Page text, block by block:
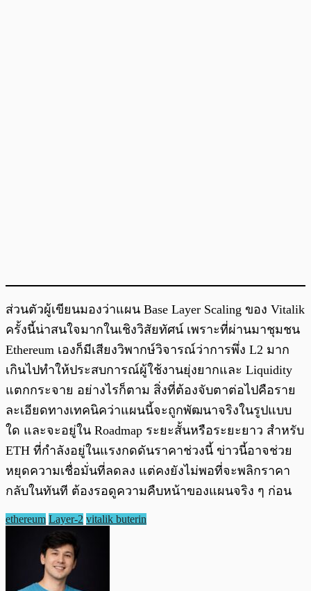
ส่วนตัวผู้เขียนมองว่าแผน Base Layer Scaling ของ Vitalik
ครั้งนี้น่าสนใจมากในเชิงวิสัยทัศน์ เพราะที่ผ่านมาชุมชน
Ethereum เองก็มีเสียงวิพากษ์วิจารณ์ว่าการพึ่ง L2 มาก
เกินไปทำให้ประสบการณ์ผู้ใช้งานยุ่งยากและ Liquidity
แตกกระจาย อย่างไรก็ตาม สิ่งที่ต้องจับตาต่อไปคือราย
ละเอียดทางเทคนิคว่าแผนนี้จะถูกพัฒนาจริงในรูปแบบ
ใด และจะอยู่ใน Roadmap ระยะสั้นหรือระยะยาว สำหรับ
ETH ที่กำลังอยู่ในแรงกดดันราคาช่วงนี้ ข่าวนี้อาจช่วย
หยุดความเชื่อมั่นที่ลดลง แต่คงยังไม่พอที่จะพลิกราคา
กลับในทันที ต้องรอดูความคืบหน้าของแผนจริง ๆ ก่อน
ethereum Layer-2 vitalik buterin